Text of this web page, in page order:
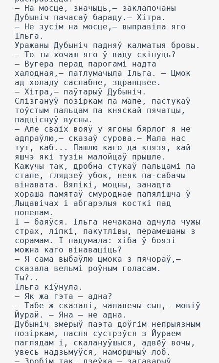
— На мосце, значыць,— заклапочаны
Дубыніч пачасаў бараду.— Хітра.
— He зусім на мосце,— выправіла яго
Ільга.
Уражаны Дубыніч падняў калматыя бровы.
— To ты хочаш яго ў ваду скінуць?
— Вугера перад парогамі надта
халодная,— патлумачыла Ільга. — Цмок
ад холаду саслабне, здранцвее.
— Хітра,— паўтарыў Дубыніч.
Слізгануў позіркам па мапе, пастукаў
тоўстым пальцам па княскай пячатцы,
падціснуў вусны.
— Але сваіх вояў у ягоны бярлог я не
адпраўлю,— сказаў сурова.— Мала нас
тут, каб... Пашлю каго да князя, хай
яшчэ які тузін малойцаў прышле.
Кажучы так, дробна стукаў пальцамі па
стале, глядзеў убок, неяк па-сабачы
вінавата. Вялікі, моцны, занадта
хораша памятаў смуроднае папялішча ў
Лыцавічах і абгарэлыя косткі пад
попелам.
I — баяўся. Ільга нечакана адчула чужы
страх, ліпкі, пакутлівы, перамешаны з
сорамам. I падумала: хіба ў боязі
можна каго вінаваціць?
— Я сама выбаўлю цмока з пячораў,—
сказала вельмі роўным голасам.
Ты?..
Ільга кіўнула.
— Як жа гэта — адна?
— Табе ж сказалі, чалавечы сын,— мовіў
Йурай. — Яна — не адна.
Дубыніч змерыў паэта доўгім непрыязным
позіркам, пасля сустрэўся з Йураем
паглядам і, скалануўшыся, адвёў вочы,
увесь надзьмуўся, наморшчыў лоб.